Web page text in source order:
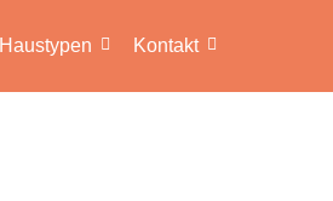
Haustypen Kontakt